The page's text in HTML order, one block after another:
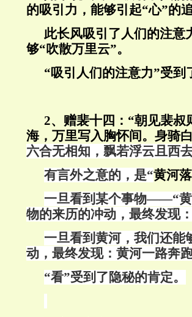
的吸引力，能够引起“心”的追
此长风吸引了人们的注意
够“吹散万里云”。
“吸引人们的注意力”受到
2、赠裴十四：“朝见裴
海，万里写入胸怀间。身骑白
六合无相知，飘若浮云且西
有言外之意的，是“黄河
一旦看到某个事物——“黄
物的来历的冲动，最终发现
一旦看到黄河，我们还能
动，最终发现：黄河一路奔
“看”受到了隐秘的肯定。